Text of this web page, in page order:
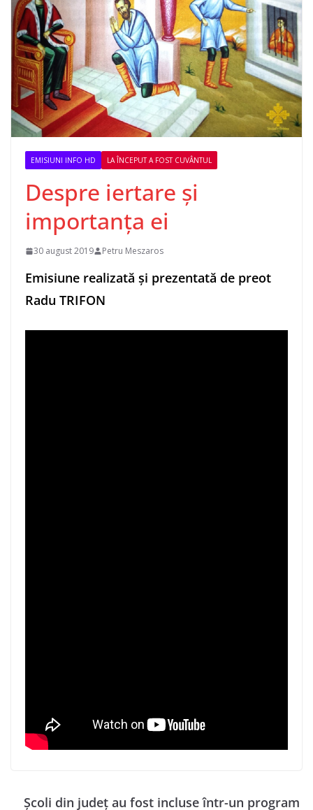
EMISIUNI INFO HD LA ÎNCEPUT A FOST CUVÂNTUL
Despre iertare și
importanța ei
30 august 2019 Petru Meszaros
Emisiune realizată și prezentată de preot
Radu TRIFON
Școli din județ au fost incluse într-un program